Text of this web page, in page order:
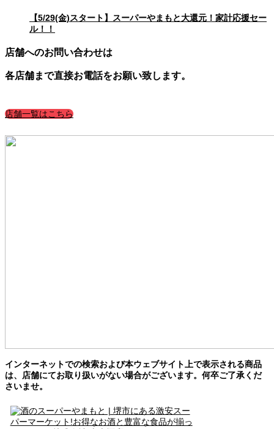
【5/29(金)スタート】スーパーやまもと大還元！家計応援セー
ル！！
店舗へのお問い合わせは
各店舗まで直接お電話をお願い致します。
店舗一覧はこちら
インターネットでの検索および本ウェブサイト上で表示される商品
は、店舗にてお取り扱いがない場合がございます。何卒ご了承くだ
さいませ。